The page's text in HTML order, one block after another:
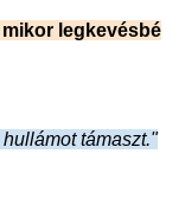
legkevésbé
támaszt."